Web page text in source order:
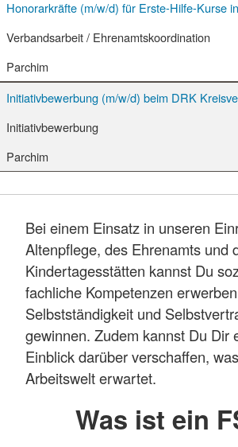
Honorarkräfte (m/w/d) für Erste-Hilfe-Kurse
Verbandsarbeit / Ehrenamtskoordination
Parchim
Initiativbewerbung (m/w/d) beim DRK
Initiativbewerbung
Parchim
Bei einem Einsatz in unseren
Altenpflege, des Ehrenamts und
Kindertagesstätten kannst Du
fachliche Kompetenzen
Selbstständigkeit und
gewinnen. Zudem kannst Du Dir
Einblick darüber verschaffen,
Arbeitswelt erwartet.
Was ist ein